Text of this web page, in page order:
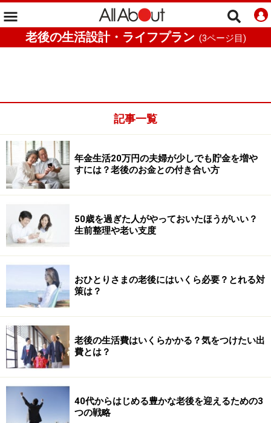
老後の生活設計・ライフプラン (3ページ目)
記事一覧
年金生活20万円の夫婦が少しでも貯金を増や
すには？老後のお金との付き合い方
50歳を過ぎた人がやっておいたほうがいい？
生前整理や老い支度
おひとりさまの老後にはいくら必要？とれる対
策は？
老後の生活費はいくらかかる？気をつけたい出
費とは？
40代からはじめる豊かな老後を迎えるための3
つの戦略